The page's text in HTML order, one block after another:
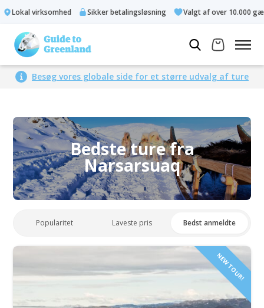
Lokal virksomhed Sikker betalingsløsning Valgt af over 10.000
Besøg vores globale side for et større udvalg af ture
Bedste ture fra
Narsarsuaq
Popularitet Laveste pris Bedst anmeldte
NEW TOUR!